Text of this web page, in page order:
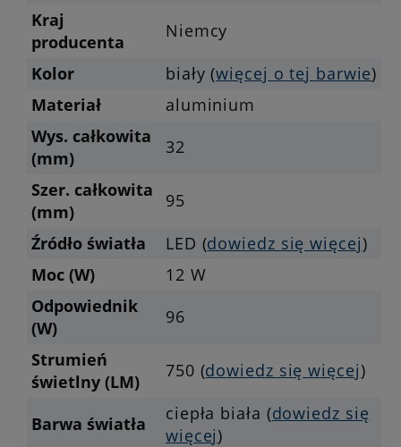
Kraj
producenta
Niemcy
Kolor
biały (więcej o tej barwie)
Materiał
aluminium
Wys. całkowita
(mm)
32
Szer. całkowita
(mm)
95
Źródło światła
LED (dowiedz się więcej)
Moc (W)
12 W
Odpowiednik
(W)
96
Strumień
świetlny (LM)
750 (dowiedz się więcej)
Barwa światła ciepła biała (dowiedz się
więcej)